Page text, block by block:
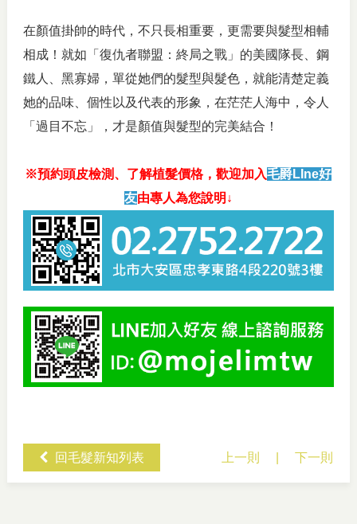
在顏值掛帥的時代，不只長相重要，更需要與髮型相輔
相成！就如「復仇者聯盟：終局之戰」的美國隊長、鋼
鐵人、黑寡婦，單從她們的髮型與髮色，就能清楚定義
她的品味、個性以及代表的形象，在茫茫人海中，令人
「過目不忘」，才是顏值與髮型的完美結合！
※預約頭皮檢測、了解植髮價格，歡迎加入毛爵LIne好
友由專人為您說明↓
回毛髮新知列表 上一則 |下一則